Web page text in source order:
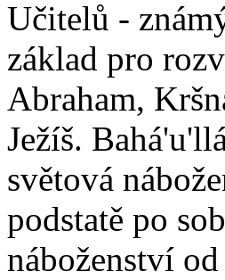
Učitelů -
základ pro
Abraham,
Ježíš.
světová
podstatě po
náboženství